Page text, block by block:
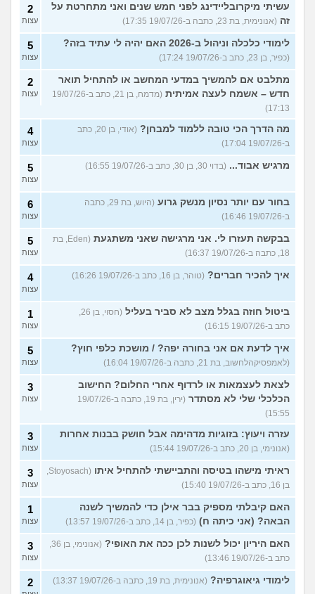
עשיתי מיקרובליידינג לפני חמש שנים ואני מתחרטת על
זה (אנונימית, בת 23, כתבה ב-19/07/26 17:35)
2
עצות
לימודי כלכלה וניהול ב-2026 האם יהיה לי עתיד בזה?
(כפיר, בן 23, כתב ב-19/07/26 17:24)
5
עצות
מתלבט אם להמשיך במדעי המחשב או להתחיל תואר
חדש – אשמח לעצה אמיתית
(מדמח, בן 21, כתב ב-19/07/26
17:13)
2
עצות
מה הדרך הכי טובה ללמוד למבחן?
(אודי, בן 20, כתב
ב-19/07/26 17:04)
4
עצות
מרגיש אבוד... (בדוי 30, בן 30, כתב ב-19/07/26 16:55) 5
עצות
בחור עם יותר נסיון מנשק גרוע
(היוש, בת 29, כתבה
ב-19/07/26 16:46)
6
עצות
בבקשה תעזרו לי. אני מרגישה שאני משתגעת
(Eden, בת
18, כתבה ב-19/07/26 16:37)
5
עצות
איך להכיר חברים? (טוהר, בן 16, כתב ב-19/07/26 16:26) 4
עצות
ביטול חוזה בגלל מצב לא סביר בעליל
(חסוי, בן 26,
כתב ב-19/07/26 16:15)
1
עצות
איך לדעת אם אני בחורה יפה? / מושכת כלפי חוץ?
(לאמפסיקהלחשוב, בת 21, כתבה ב-19/07/26 16:04)
5
עצות
לצאת לעצמאות או לרדוף אחרי החלום? החישוב
הכלכלי שלי לא מסתדר
(ירין, בת 19, כתבה ב-19/07/26
15:55)
3
עצות
עזרה ויעוץ: בזוגיות מדהימה אבל חושק בבנות אחרות
(אנונימי, בן 20, כתב ב-19/07/26 15:44)
3
עצות
ראיתי מישהו בטיסה והתביישתי להתחיל איתו
(Stoyosach,
בן 16, כתב ב-19/07/26 15:40)
3
עצות
האם קיבלתי מספיק בבר אילן כדי להמשיך לשנה
הבאה? (אני כיתה ח) (כפיר, בן 14, כתב ב-19/07/26 13:57)
1
עצות
האם היריון יכול לשנות לכן ככה את האופי?
(אנונימי, בן 36,
כתב ב-19/07/26 13:46)
3
עצות
לימודי גיאוגרפיה? (אנונימית, בת 19, כתבה ב-19/07/26 13:37) 2